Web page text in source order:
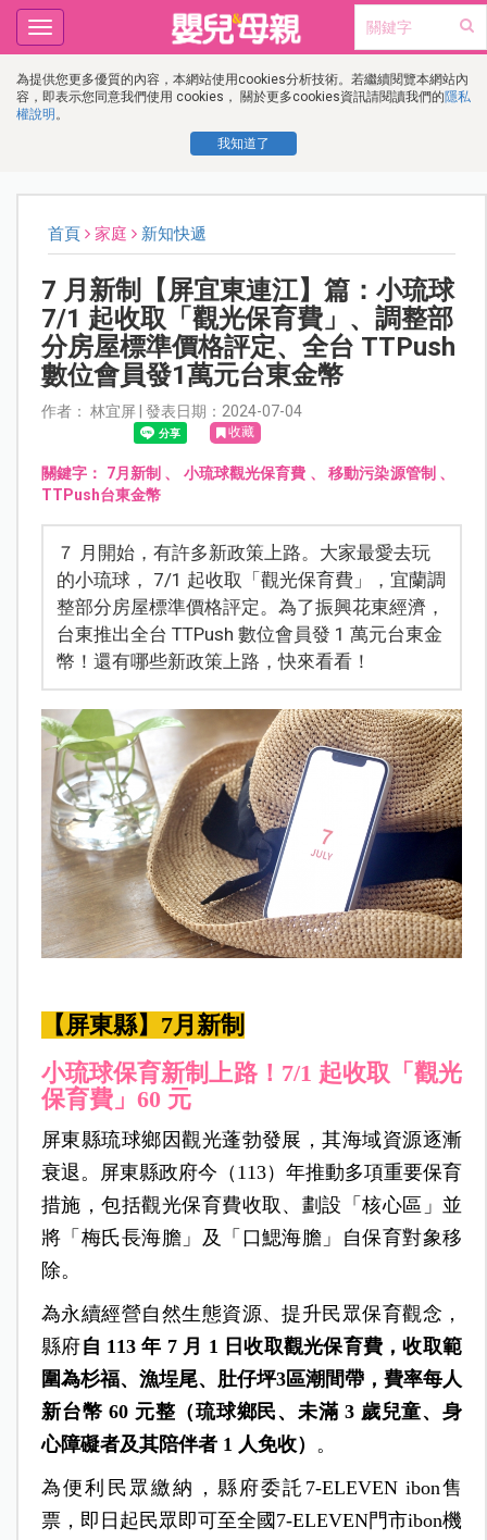
為提供您更多優質的內容，本網站使用cookies分析技術。若繼續閱覽本網站內
容，即表示您同意我們使用 cookies， 關於更多cookies資訊請閱讀我們的隱私
權說明 。
我知道了
Toggle
navigation
首頁 家庭 新知快遞
7 月新制【屏宜東連江】篇：小琉球
7/1 起收取「觀光保育費」、調整部
分房屋標準價格評定、全台 TTPush
數位會員發1萬元台東金幣
作者： 林宜屏 | 發表日期：2024-07-04
收藏
關鍵字： 7月新制 、 小琉球觀光保育費 、 移動污染源管制 、
TTPush台東金幣
７ 月開始，有許多新政策上路。大家最愛去玩
的小琉球， 7/1 起收取「觀光保育費」，宜蘭調
整部分房屋標準價格評定。為了振興花東經濟，
台東推出全台 TTPush 數位會員發 1 萬元台東金
幣！還有哪些新政策上路，快來看看！
【屏東縣】7月新制
小琉球保育新制上路！7/1 起收取「觀光
保育費」60 元
屏東縣琉球鄉因觀光蓬勃發展，其海域資源逐漸
衰退。屏東縣政府今（113）年推動多項重要保育
措施，包括觀光保育費收取、劃設「核心區」並
將「梅氏長海膽」及「口鰓海膽」自保育對象移
除。
為永續經營自然生態資源、提升民眾保育觀念，
縣府自 113 年 7 月 1 日收取觀光保育費，收取範
圍為杉福、漁埕尾、肚仔坪3區潮間帶，費率每人
新台幣 60 元整（琉球鄉民、未滿 3 歲兒童、身
心障礙者及其陪伴者 1 人免收） 。
為便利民眾繳納，縣府委託7-ELEVEN ibon售
票，即日起民眾即可至全國7-ELEVEN門市ibon機